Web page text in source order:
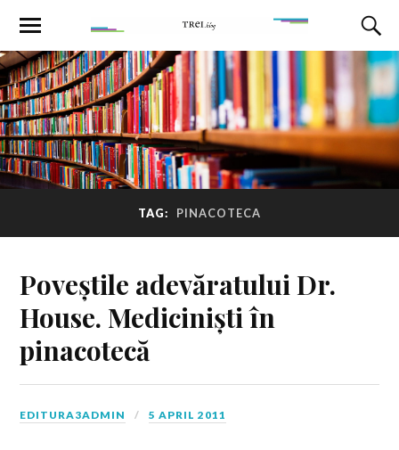
TAG: PINACOTECA
Poveștile adevăratului Dr.
House. Mediciniști în
pinacotecă
EDITURA3ADMIN 5 APRIL 2011